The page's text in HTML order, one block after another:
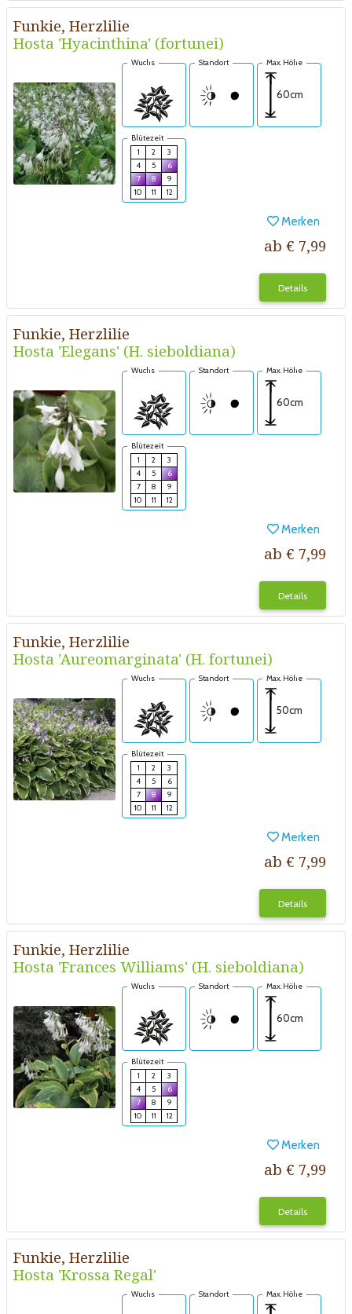
Funkie, Herzlilie
Hosta 'Hyacinthina' (fortunei)
Wuchs Standort Max. Höhe
60cm
Blütezeit
1
2
3
4
5
6
7
8
9
10
11 12
Merken
ab € 7,99
Details
Funkie, Herzlilie
Hosta 'Elegans' (H. sieboldiana)
Wuchs Standort Max. Höhe
60cm
Blütezeit
1
2
3
4
5
6
7
8
9
10
11 12
Merken
ab € 7,99
Details
Funkie, Herzlilie
Hosta 'Aureomarginata' (H. fortunei)
Wuchs Standort Max. Höhe
50cm
Blütezeit
1
2
3
4
5
6
7
8
9
10
11 12
Merken
ab € 7,99
Details
Funkie, Herzlilie
Hosta 'Frances Williams' (H. sieboldiana)
Wuchs Standort Max. Höhe
60cm
Blütezeit
1
2
3
4
5
6
7
8
9
10
11 12
Merken
ab € 7,99
Details
Funkie, Herzlilie
Hosta 'Krossa Regal'
Wuchs Standort Max. Höhe